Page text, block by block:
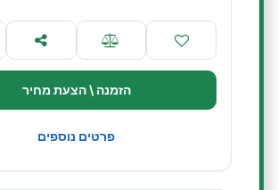
הזמנה \ הצעת מחיר
פרטים נוספים